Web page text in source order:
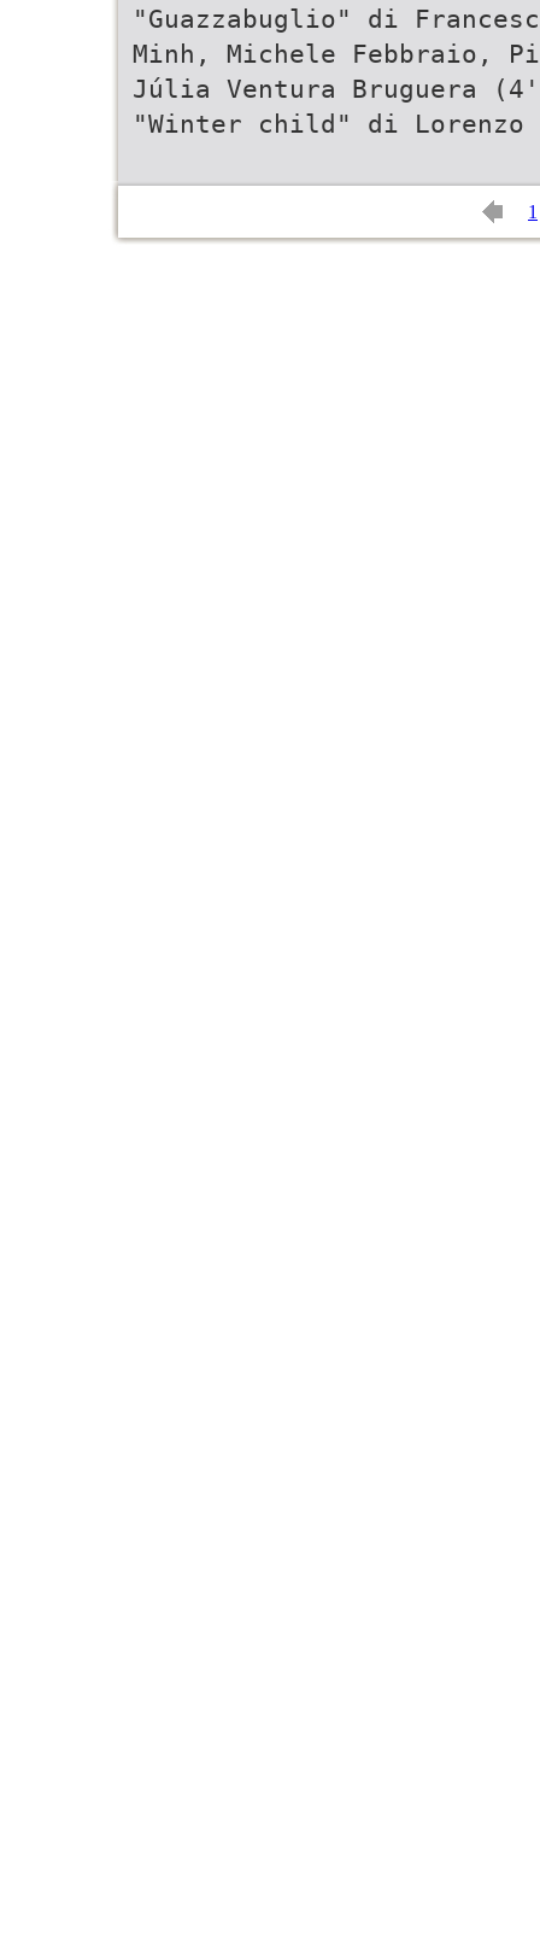
"Guazzabuglio" di
Minh, Michele Febbraio,
Júlia Ventura Bruguera
"Winter child" di
1